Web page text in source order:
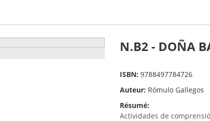
N.B2 - DOÑA
ISBN: 9788497784726
Auteur: Rómulo Gallegos
Résumé:
Actividades de